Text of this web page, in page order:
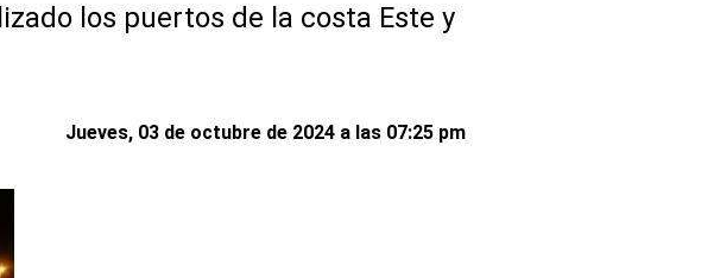
los puertos de la costa Este y
Jueves, 03 de octubre de 2024 a las 07:25 pm